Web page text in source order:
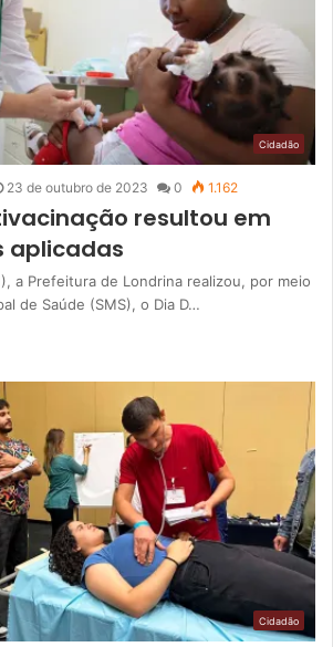
Cidadão
23 de outubro de 2023 0 1.162
resultou em
aplicadas
a Prefeitura de Londrina realizou, por meio
de Saúde (SMS), o Dia D…
Cidadão